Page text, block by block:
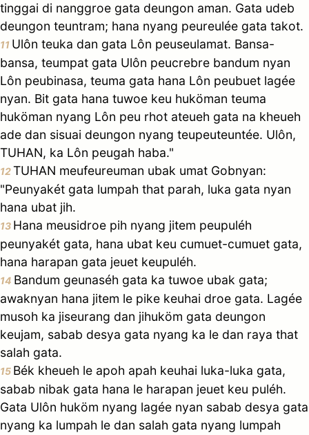
tinggai di nanggroe gata deungon aman. Gata udeb
deungon teuntram; hana nyang peureulée gata takot.
11 Ulôn teuka dan gata Lôn peuseulamat. Bansa-
bansa, teumpat gata Ulôn peucrebre bandum nyan
Lôn peubinasa, teuma gata hana Lôn peubuet lagée
nyan. Bit gata hana tuwoe keu huköman teuma
huköman nyang Lôn peu rhot ateueh gata na kheueh
ade dan sisuai deungon nyang teupeuteuntée. Ulôn,
TUHAN, ka Lôn peugah haba."
12TUHAN meufeureuman ubak umat Gobnyan:
"Peunyakét gata lumpah that parah, luka gata nyan
hana ubat jih.
13 Hana meusidroe pih nyang jitem peupuléh
peunyakét gata, hana ubat keu cumuet-cumuet gata,
hana harapan gata jeuet keupuléh.
14 Bandum geunaséh gata ka tuwoe ubak gata;
awaknyan hana jitem le pike keuhai droe gata. Lagée
musoh ka jiseurang dan jihuköm gata deungon
keujam, sabab desya gata nyang ka le dan raya that
salah gata.
15 Bék kheueh le apoh apah keuhai luka-luka gata,
sabab nibak gata hana le harapan jeuet keu puléh.
Gata Ulôn huköm nyang lagée nyan sabab desya gata
nyang ka lumpah le dan salah gata nyang lumpah